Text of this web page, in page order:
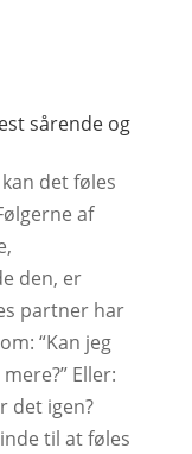
sårende og
det føles
af
den, er
partner har
“Kan jeg
Eller:
det igen?
til at føles